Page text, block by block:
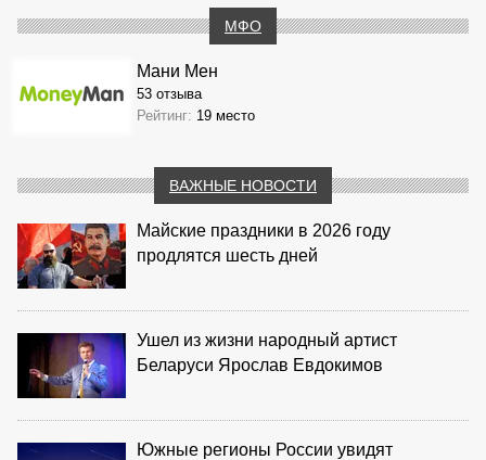
МФО
Мани Мен
53 отзыва
Рейтинг: 19 место
ВАЖНЫЕ НОВОСТИ
Майские праздники в 2026 году
продлятся шесть дней
Ушел из жизни народный артист
Беларуси Ярослав Евдокимов
Южные регионы России увидят